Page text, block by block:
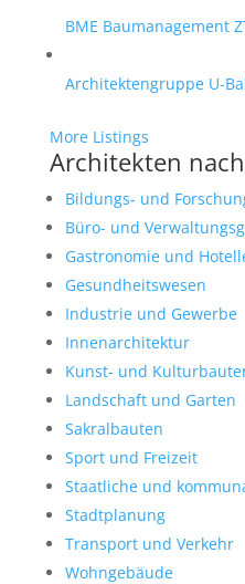
BME Baumanagement
Architektengruppe U-
More Listings
Architekten
Bildungs- und
Büro- und
Gastronomie und
Gesundheitswesen
Industrie und Gewerbe
Innenarchitektur
Kunst- und
Landschaft und Garten
Sakralbauten
Sport und Freizeit
Staatliche und
Stadtplanung
Transport und Verkehr
Wohngebäude